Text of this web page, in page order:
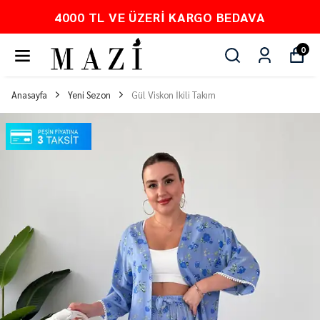
4000 TL VE ÜZERI KARGO BEDAVA
0
Anasayfa Yeni Sezon Gül Viskon İkili Takım